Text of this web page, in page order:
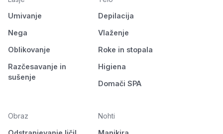
Umivanje
Nega
Oblikovanje
Razčesavanje in
sušenje
Depilacija
Vlaženje
Roke in stopala
Higiena
Domači SPA
Obraz
Nohti